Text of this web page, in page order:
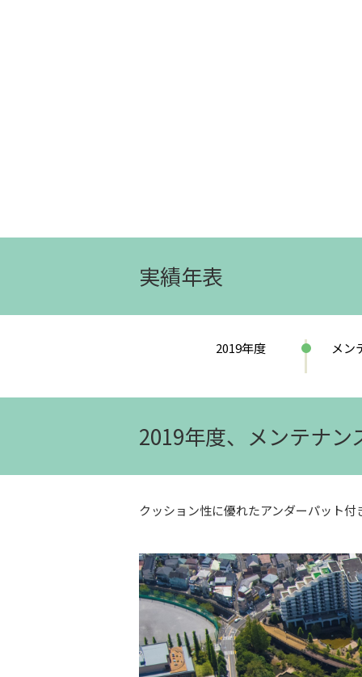
実績年表
2019年度 メン
2019年度、メンテナ
クッション性に優れたアンダーパット